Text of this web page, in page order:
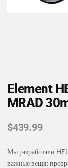
Element
MRAD
$439.99
Мы разработали
важные вещи: